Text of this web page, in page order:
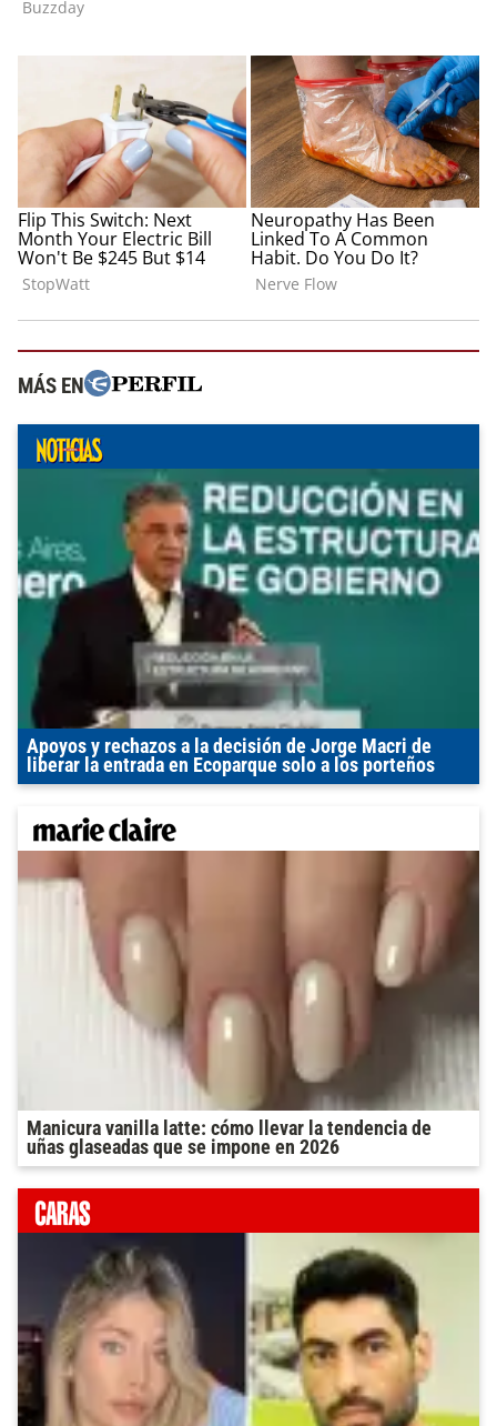
MÁS EN
Apoyos y rechazos a la decisión de Jorge Macri de
liberar la entrada en Ecoparque solo a los porteños
Manicura vanilla latte: cómo llevar la tendencia de
uñas glaseadas que se impone en 2026